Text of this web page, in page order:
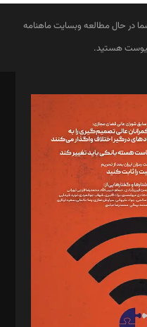
در حال مطالعه وبسایت ماهنامه
هستید.
امان‌پور، سروش کرمیان،
فکرانه، فائزه فتحی